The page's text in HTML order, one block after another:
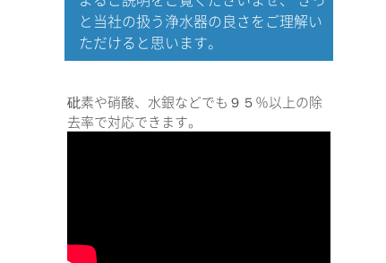
と当社の扱う浄水器の良さをご理解い
ただけると思います。
砒素や硝酸、水銀などでも９５％以上の除
去率で対応できます。